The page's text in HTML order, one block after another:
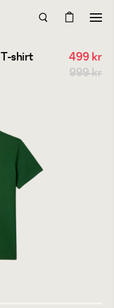
shirt
499 kr
999 kr